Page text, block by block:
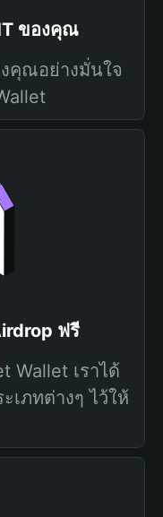
ของคุณ
คุณอย่างมั่นใจ
ฟรี
Wallet เราได้
เภทต่างๆ ไว้ให้